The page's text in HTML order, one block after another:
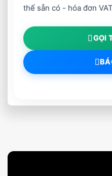
thế sẵn có - hóa đơn
GỌI